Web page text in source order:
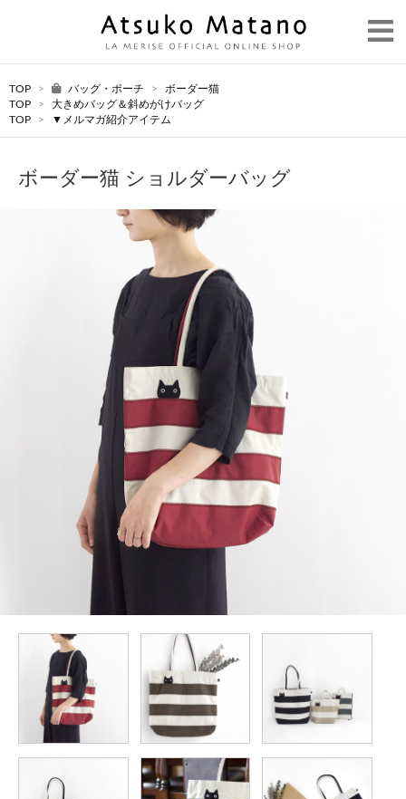
TOP > バッグ・ポーチ >
ボーダー猫
TOP
>
大きめバッグ＆斜めがけバッグ
TOP
> ▼メルマガ紹介アイテム
ボーダー猫 ショルダーバッグ